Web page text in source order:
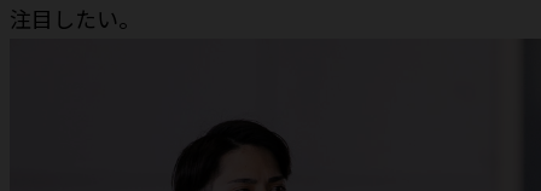
注目したい。